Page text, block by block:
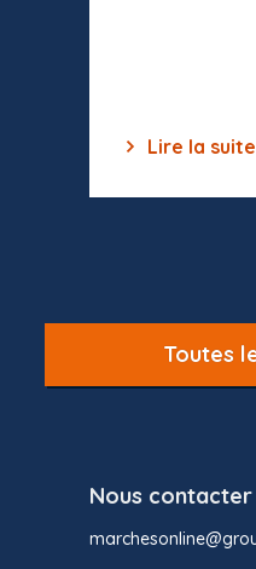
Lire la suite
Toutes
Nous contacter